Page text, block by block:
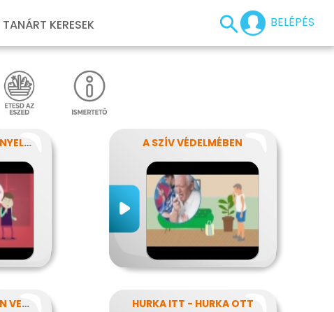
BELÉPÉS
TANÁRT KERESEK
EZT TEDD HA FÉLRENYELT VALAKI A SZÍV VÉDELMÉBEN
A FRIZURA HIVATLAN VENDÉGEI - A FEJTETVEK HURKA ITT - HURKA OTT